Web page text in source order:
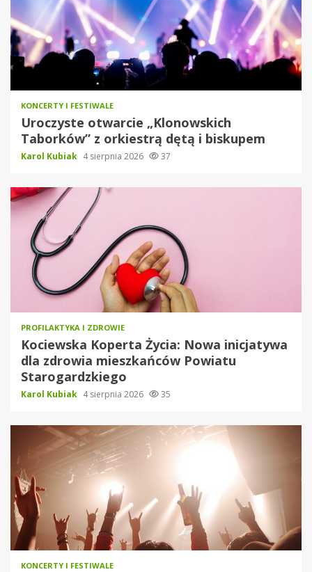
KONCERTY I FESTIWALE
Uroczyste otwarcie „Klonowskich
Taborków” z orkiestrą dętą i biskupem
Karol Kubiak 4 sierpnia 2026 37
PROFILAKTYKA I ZDROWIE
Kociewska Koperta Życia: Nowa inicjatywa
dla zdrowia mieszkańców Powiatu
Starogardzkiego
Karol Kubiak 4 sierpnia 2026 35
KONCERTY I FESTIWALE